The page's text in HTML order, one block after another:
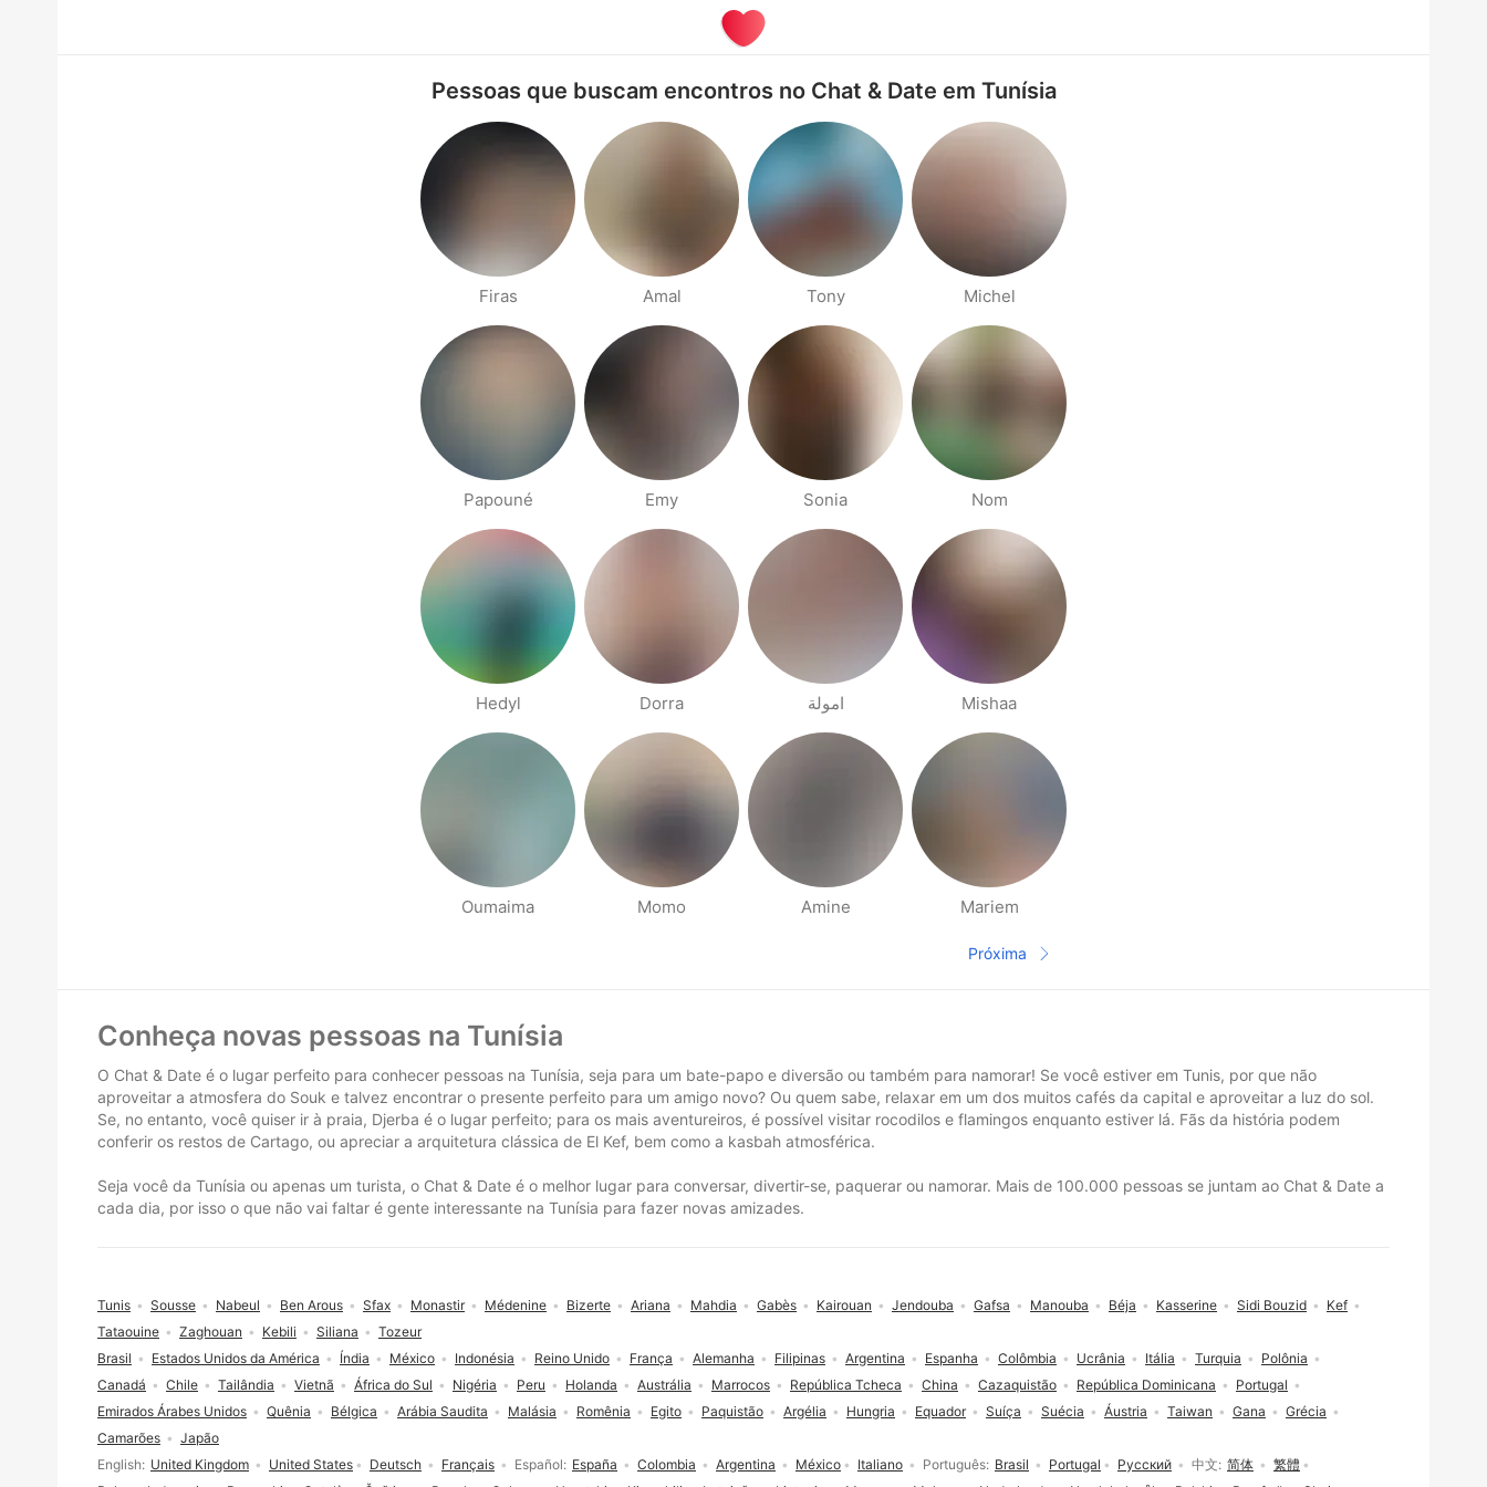
Pessoas que buscam encontros no Chat & Date em Tunísia
Firas Amal Tony Michel
Papouné Emy Sonia Nom
Hedyl Dorra امولة Mishaa
Oumaima Momo Amine Mariem
Página seguinte
Próxima
Conheça novas pessoas na Tunísia
O Chat & Date é o lugar perfeito para conhecer pessoas na Tunísia, seja para um bate-papo e diversão ou também para namorar! Se você estiver em Tunis, por que não
aproveitar a atmosfera do Souk e talvez encontrar o presente perfeito para um amigo novo? Ou quem sabe, relaxar em um dos muitos cafés da capital e aproveitar a luz do sol.
Se, no entanto, você quiser ir à praia, Djerba é o lugar perfeito; para os mais aventureiros, é possível visitar rocodilos e flamingos enquanto estiver lá. Fãs da história podem
conferir os restos de Cartago, ou apreciar a arquitetura clássica de El Kef, bem como a kasbah atmosférica.
Seja você da Tunísia ou apenas um turista, o Chat & Date é o melhor lugar para conversar, divertir-se, paquerar ou namorar. Mais de 100.000 pessoas se juntam ao Chat & Date a
cada dia, por isso o que não vai faltar é gente interessante na Tunísia para fazer novas amizades.
Seleção de idioma
English United Kingdom United States Deutsch Français Español España Colombia Argentina México Italiano Português Brasil Portugal Русский 中文 简体
繁體
Brasil Estados Unidos da América Índia México Indonésia Reino Unido França Alemanha Filipinas Argentina Espanha Colômbia Ucrânia Itália Turquia
Polônia
Canadá
Chile Tailândia Vietnã África do Sul Nigéria Peru Holanda Austrália Marrocos República Tcheca China Cazaquistão República Dominicana
Portugal
Emirados Árabes Unidos
Quênia Bélgica Arábia Saudita Malásia Romênia Egito Paquistão Argélia Hungria Equador Suíça Suécia Áustria Taiwan Gana
Grécia
Camarões
Japão
Tunis Sousse Nabeul Ben Arous Sfax Monastir Médenine Bizerte Ariana Mahdia Gabès Kairouan Jendouba Gafsa Manouba Béja Kasserine Sidi Bouzid
Kef
Tataouine
Zaghouan Kebili Siliana Tozeur